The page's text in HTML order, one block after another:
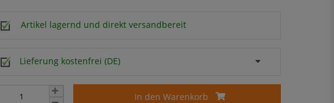
Artikel lagernd und direkt versandbereit
Lieferung kostenfrei (DE)
In den Warenkorb